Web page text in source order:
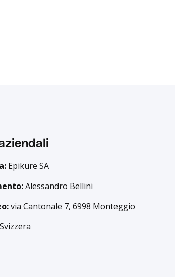
Epikure SA
Alessandro Bellini
via Cantonale 7, 6998 Monteggio
Svizzera